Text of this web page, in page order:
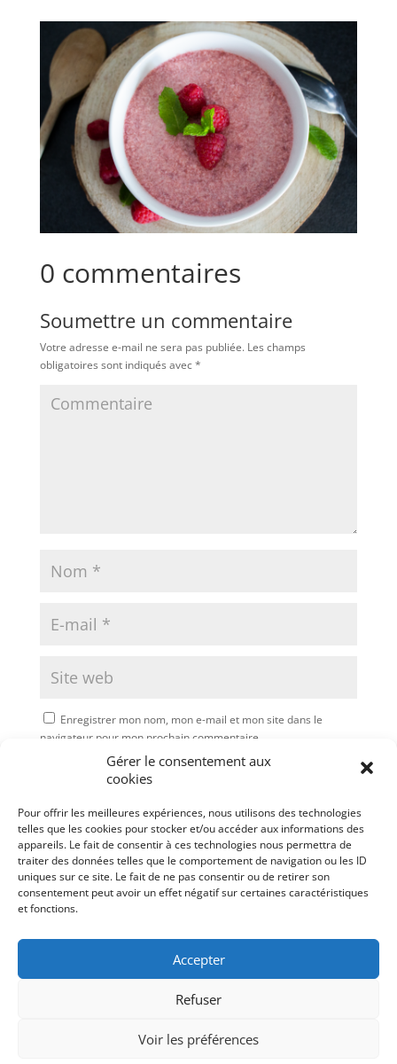
Gérer le consentement aux
cookies
Pour offrir les meilleures expériences, nous utilisons des technologies
telles que les cookies pour stocker et/ou accéder aux informations des
appareils. Le fait de consentir à ces technologies nous permettra de
traiter des données telles que le comportement de navigation ou les ID
uniques sur ce site. Le fait de ne pas consentir ou de retirer son
consentement peut avoir un effet négatif sur certaines caractéristiques
et fonctions.
Accepter
Refuser
Voir les préférences
0 commentaires
Soumettre un commentaire
Votre adresse e-mail ne sera pas publiée.Les champs
obligatoires sont indiqués avec*
Enregistrer mon nom, mon e-mail et mon site dans le
navigateur pour mon prochain commentaire.
Soumettre le commentaire
Politique de cookies (UE)